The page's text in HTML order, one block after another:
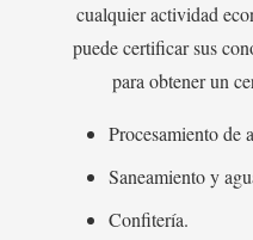
cualquier actividad
puede certificar sus
para obtener un
Procesamiento de
Saneamiento y
Confitería.